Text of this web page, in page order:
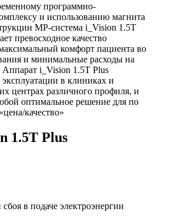
программно-
и использованию магнита
МР-система i_Vision 1.5T
превосходное качество
комфорт пациента во
и минимальные расходы на
i_Vision 1.5T Plus
эксплуатации в клиниках и
центрах различного профиля, и
оптимальное решение для по
качество»
1.5T Plus
в подаче электроэнергии